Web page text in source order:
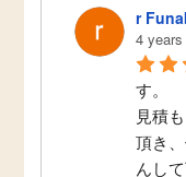
r
4
す。
見積
頂き
んし